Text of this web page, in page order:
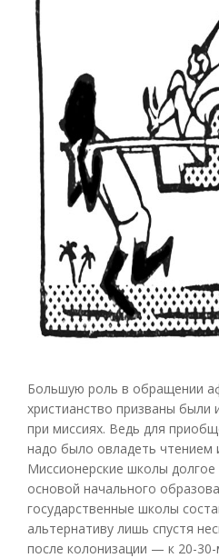
Большую роль в обращении
христианство призваны были
при миссиях. Ведь для
надо было овладеть чтением
Миссионерские школы долгое
основой начального
государственные школы
альтернативу лишь спустя
после колонизации — к 20-30-